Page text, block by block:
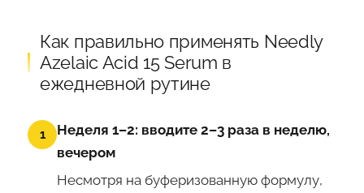
Как правильно применять Needly
Azelaic Acid 15 Serum в
ежедневной рутине
1
Неделя 1–2: вводите 2–3 раза в неделю,
вечером
Несмотря на буферизованную формулу,